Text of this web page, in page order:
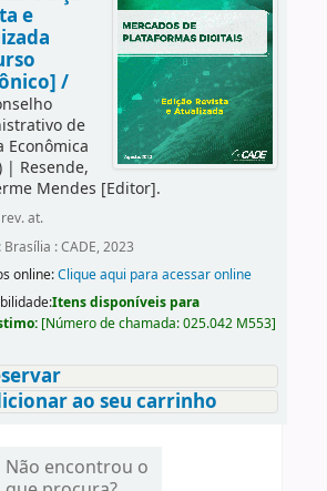
e
/
de
Econômica
| Resende,
Mendes [Editor].
rev. at.
Brasília : CADE, 2023
online:Clique aqui para acessar online
Itens disponíveis para
[Número de chamada:025.042 M553]
ao seu carrinho
Não encontrou o